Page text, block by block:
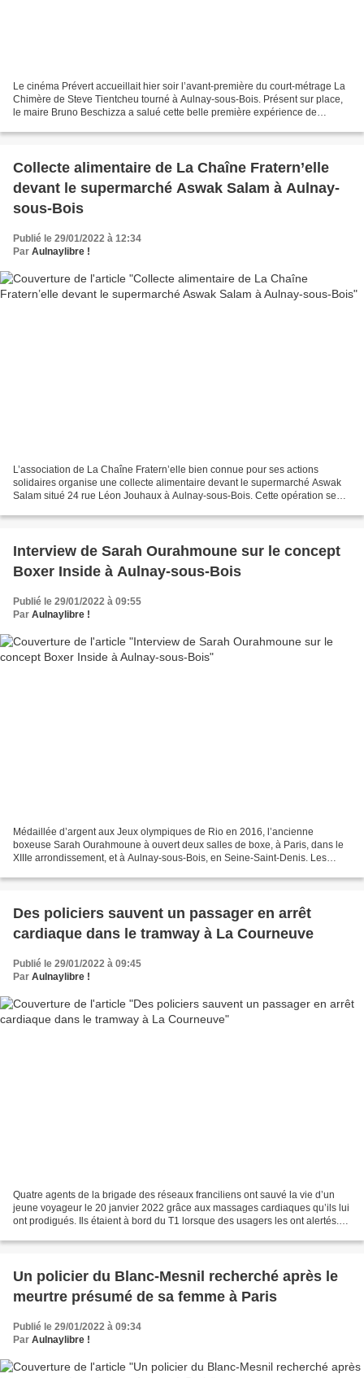
Le cinéma Prévert accueillait hier soir l’avant-première du court-métrage La
Chimère de Steve Tientcheu tourné à Aulnay-sous-Bois. Présent sur place,
le maire Bruno Beschizza a salué cette belle première expérience de
Collecte alimentaire de La Chaîne Fratern’elle
devant le supermarché Aswak Salam à Aulnay-
sous-Bois
Publié le 29/01/2022 à 12:34
Par Aulnaylibre !
L’association de La Chaîne Fratern’elle bien connue pour ses actions
solidaires organise une collecte alimentaire devant le supermarché Aswak
Salam situé 24 rue Léon Jouhaux à Aulnay-sous-Bois. Cette opération se
Interview de Sarah Ourahmoune sur le concept
Boxer Inside à Aulnay-sous-Bois
Publié le 29/01/2022 à 09:55
Par Aulnaylibre !
Médaillée d’argent aux Jeux olympiques de Rio en 2016, l’ancienne
boxeuse Sarah Ourahmoune à ouvert deux salles de boxe, à Paris, dans le
XIIIe arrondissement, et à Aulnay-sous-Bois, en Seine-Saint-Denis. Les
Des policiers sauvent un passager en arrêt
cardiaque dans le tramway à La Courneuve
Publié le 29/01/2022 à 09:45
Par Aulnaylibre !
Quatre agents de la brigade des réseaux franciliens ont sauvé la vie d’un
jeune voyageur le 20 janvier 2022 grâce aux massages cardiaques qu’ils lui
ont prodigués. Ils étaient à bord du T1 lorsque des usagers les ont alertés.
Un policier du Blanc-Mesnil recherché après le
meurtre présumé de sa femme à Paris
Publié le 29/01/2022 à 09:34
Par Aulnaylibre !